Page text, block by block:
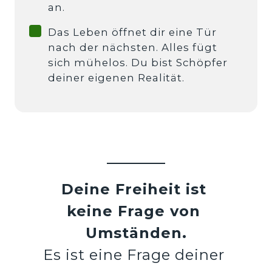
an.
Das Leben öffnet dir eine Tür
nach der nächsten. Alles fügt
sich mühelos. Du bist Schöpfer
deiner eigenen Realität.
Deine Freiheit ist
keine Frage von
Umständen.
Es ist eine Frage deiner